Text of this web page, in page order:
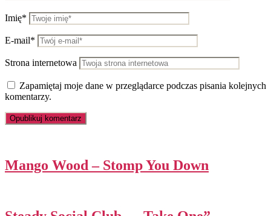
Imię*
E-mail*
Strona internetowa
Zapamiętaj moje dane w przeglądarce podczas pisania kolejnych
komentarzy.
Mango Wood – Stomp You Down